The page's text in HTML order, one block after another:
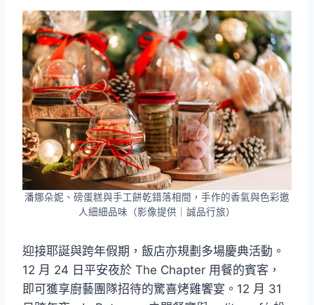
潘娜朵妮、磅蛋糕與手工餅乾錯落相間，手作的香氣與色彩邀
人細細品味（影像提供｜誠品行旅）
迎接耶誕與跨年假期，飯店亦規劃多場慶典活動。
12 月 24 日平安夜於 The Chapter 用餐的賓客，
即可獲享廚藝團隊招待的驚喜烤雞饗宴。12 月 31